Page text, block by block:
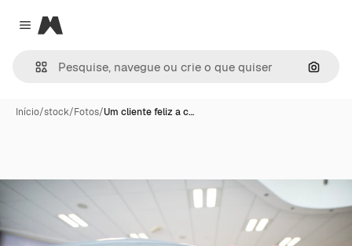
Close menu
Magnific
Início/stock/Fotos/Um cliente feliz a c…